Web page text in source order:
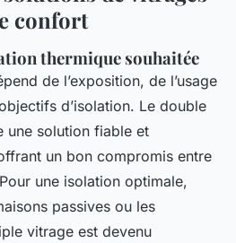
confort
thermique souhaitée
de l’exposition, de l’usage
d’isolation. Le double
une solution fiable et
un bon compromis entre
une isolation optimale,
passives ou les
vitrage est devenu